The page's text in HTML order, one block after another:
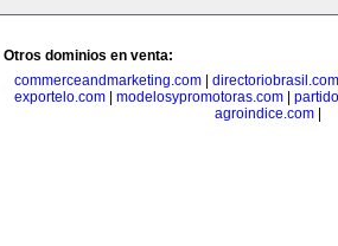
Otros dominios en venta:
commerceandmarketing.com| directoriobrasil.com
exportelo.com
modelosypromotoras.com
agroindice.com